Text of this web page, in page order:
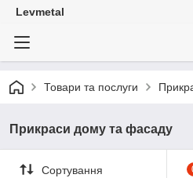
Levmetal
Товари та послуги
Прикраси дому та фасаду
Сортування